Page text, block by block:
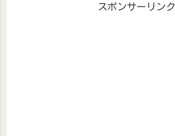
スポンサーリンク